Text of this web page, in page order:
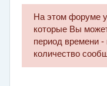
На этом форуме
которые Вы
период времени
количество